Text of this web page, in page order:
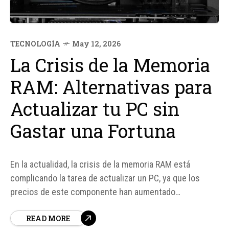
TECNOLOGÍA May 12, 2026
La Crisis de la Memoria
RAM: Alternativas para
Actualizar tu PC sin
Gastar una Fortuna
En la actualidad, la crisis de la memoria RAM está
complicando la tarea de actualizar un PC, ya que los
precios de este componente han aumentado
aquellos que no desean gastar una gran cantidad de
READ MORE